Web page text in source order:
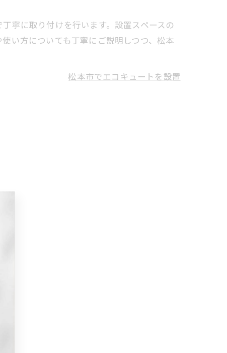
寧に取り付けを行います。設置スペースの
い方についても丁寧にご説明しつつ、松本
松本市でエコキュートを設置